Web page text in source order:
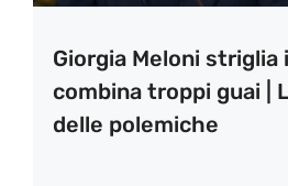
Giorgia Meloni
combina troppi guai |
delle polemiche